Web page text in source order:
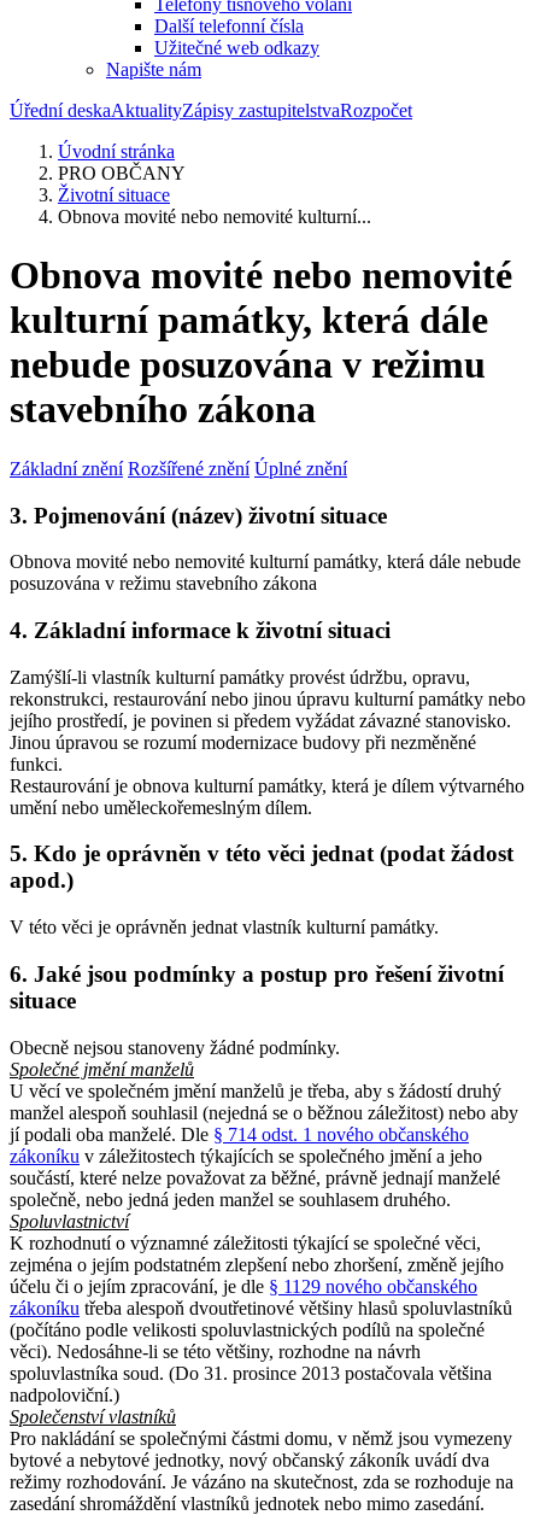
Telefony tísňového volání
Další telefonní čísla
Užitečné web odkazy
Napište nám
Úřední deskaAktualityZápisy zastupitelstvaRozpočet
Úvodní stránka
PRO OBČANY
Životní situace
Obnova movité nebo nemovité kulturní...
Obnova movité nebo nemovité
kulturní památky, která dále
nebude posuzována v režimu
stavebního zákona
Základní znění Rozšířené znění Úplné znění
3. Pojmenování (název) životní situace
Obnova movité nebo nemovité kulturní památky, která dále nebude
posuzována v režimu stavebního zákona
4. Základní informace k životní situaci
Zamýšlí-li vlastník kulturní památky provést údržbu, opravu,
rekonstrukci, restaurování nebo jinou úpravu kulturní památky nebo
jejího prostředí, je povinen si předem vyžádat závazné stanovisko.
Jinou úpravou se rozumí modernizace budovy při nezměněné
funkci.
Restaurování je obnova kulturní památky, která je dílem výtvarného
umění nebo uměleckořemeslným dílem.
5. Kdo je oprávněn v této věci jednat (podat žádost
apod.)
V této věci je oprávněn jednat vlastník kulturní památky.
6. Jaké jsou podmínky a postup pro řešení životní
situace
Obecně nejsou stanoveny žádné podmínky.
Společné jmění manželů
U věcí ve společném jmění manželů je třeba, aby s žádostí druhý
manžel alespoň souhlasil (nejedná se o běžnou záležitost) nebo aby
jí podali oba manželé. Dle § 714 odst. 1 nového občanského
zákoníku v záležitostech týkajících se společného jmění a jeho
součástí, které nelze považovat za běžné, právně jednají manželé
společně, nebo jedná jeden manžel se souhlasem druhého.
Spoluvlastnictví
K rozhodnutí o významné záležitosti týkající se společné věci,
zejména o jejím podstatném zlepšení nebo zhoršení, změně jejího
účelu či o jejím zpracování, je dle § 1129 nového občanského
zákoníku třeba alespoň dvoutřetinové většiny hlasů spoluvlastníků
(počítáno podle velikosti spoluvlastnických podílů na společné
věci). Nedosáhne-li se této většiny, rozhodne na návrh
spoluvlastníka soud. (Do 31. prosince 2013 postačovala většina
nadpoloviční.)
Společenství vlastníků
Pro nakládání se společnými částmi domu, v němž jsou vymezeny
bytové a nebytové jednotky, nový občanský zákoník uvádí dva
režimy rozhodování. Je vázáno na skutečnost, zda se rozhoduje na
zasedání shromáždění vlastníků jednotek nebo mimo zasedání.